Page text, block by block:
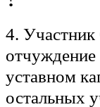
4. Участник
уставном
остальных